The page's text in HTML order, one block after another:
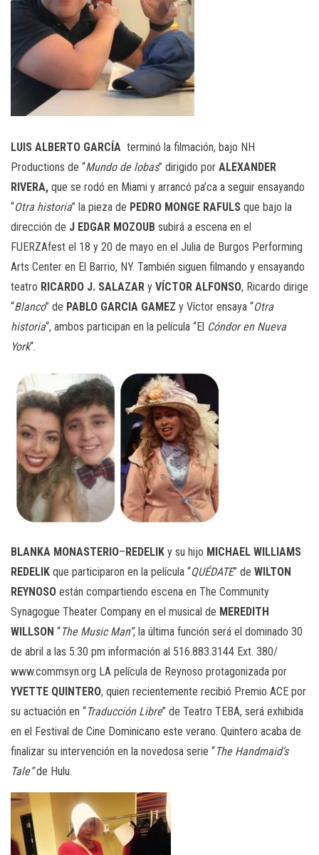
LUIS ALBERTO GARCÍA terminó la filmación, bajo NH
Productions de “Mundo de lobas” dirigido por ALEXANDER
RIVERA, que se rodó en Miami y arrancó pa’ca a seguir ensayando
“Otra historia” la pieza de PEDRO MONGE RAFULS que bajo la
dirección de J EDGAR MOZOUB subirá a escena en el
FUERZAfest el 18 y 20 de mayo en el Julia de Burgos Performing
Arts Center en El Barrio, NY. También siguen filmando y ensayando
teatro RICARDO J. SALAZAR y VÍCTOR ALFONSO, Ricardo dirige
“Blanco” de PABLO GARCIA GAMEZ y Víctor ensaya “Otra
historia“, ambos participan en la película “El Cóndor en Nueva
York“.
BLANKA MONASTERIO– REDELIK y su hijo MICHAEL WILLIAMS
REDELIK que participaron en la película “QUÉDATE” de WILTON
REYNOSO están compartiendo escena en The Community
Synagogue Theater Company en el musical de MEREDITH
WILLSON “The Music Man”, la última función será el dominado 30
de abril a las 5:30 pm información al 516.883.3144 Ext. 380/
www.commsyn.org LA película de Reynoso protagonizada por
YVETTE QUINTERO, quien recientemente recibió Premio ACE por
su actuación en “Traducción Libre” de Teatro TEBA, será exhibida
en el Festival de Cine Dominicano este verano. Quintero acaba de
finalizar su intervención en la novedosa serie “The Handmaid’s
Tale”de Hulu.